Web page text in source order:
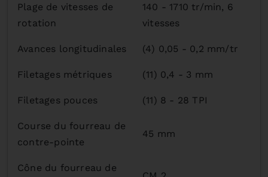
Plage de vitesses de
rotation
140 - 1710 tr/min, 6
vitesses
Avances longitudinales (4) 0,05 - 0,2 mm/tr
Filetages métriques (11) 0,4 - 3 mm
Filetages pouces (11) 8 - 28 TPI
Course du fourreau de
contre-pointe
45 mm
Cône du fourreau de